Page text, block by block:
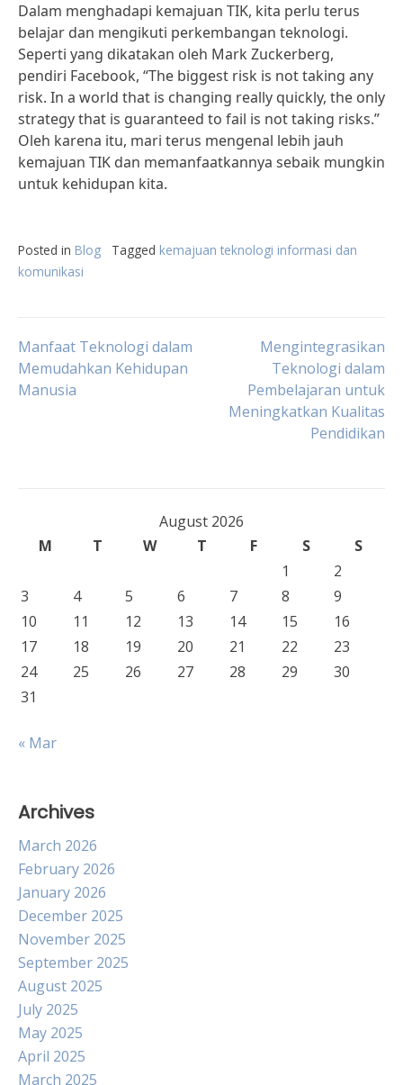
Dalam menghadapi kemajuan TIK, kita perlu terus
belajar dan mengikuti perkembangan teknologi.
Seperti yang dikatakan oleh Mark Zuckerberg,
pendiri Facebook, “The biggest risk is not taking any
risk. In a world that is changing really quickly, the only
strategy that is guaranteed to fail is not taking risks.”
Oleh karena itu, mari terus mengenal lebih jauh
kemajuan TIK dan memanfaatkannya sebaik mungkin
untuk kehidupan kita.
Posted in Blog Tagged kemajuan teknologi informasi dan
komunikasi
Post
navigation
Manfaat Teknologi dalam
Memudahkan Kehidupan
Manusia
Mengintegrasikan
Teknologi dalam
Pembelajaran untuk
Meningkatkan Kualitas
Pendidikan
August 2026
M
T W T F S
S
1
2
3
4 5 6 7 8
9
10
11 12 13 14 15
16
17
18 19 20 21 22
23
24
25 26 27 28 29
30
31
« Mar
Archives
March 2026
February 2026
January 2026
December 2025
November 2025
September 2025
August 2025
July 2025
May 2025
April 2025
March 2025